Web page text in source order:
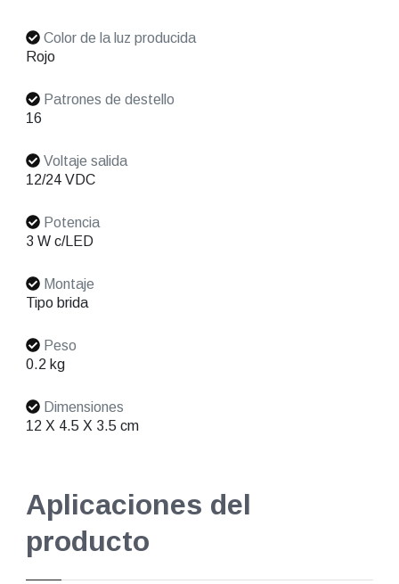
Color de la luz producida
Rojo
Patrones de destello
16
Voltaje salida
12/24 VDC
Potencia
3 W c/LED
Montaje
Tipo brida
Peso
0.2 kg
Dimensiones
12 X 4.5 X 3.5 cm
Aplicaciones del
producto